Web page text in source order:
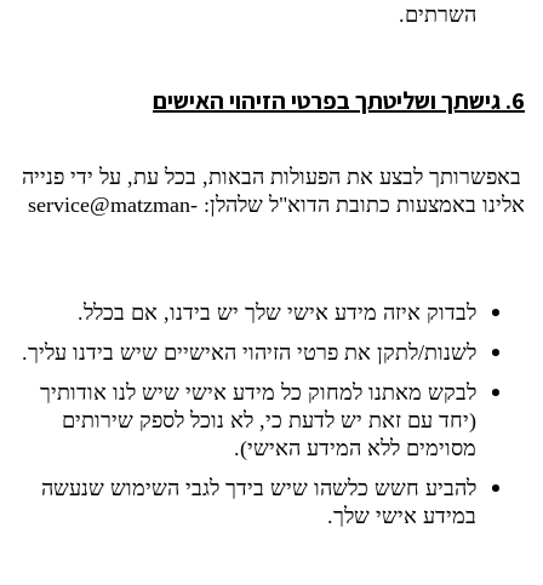
השרתים.
6. גישתך ושליטתך בפרטי הזיהוי האישים
באפשרותך לבצע את הפעולות הבאות, בכל עת, על ידי פנייה
אלינו באמצעות כתובת הדוא"ל שלהלן: service@matzman-
לבדוק איזה מידע אישי שלך יש בידנו, אם בכלל.
לשנות/לתקן את פרטי הזיהוי האישיים שיש בידנו עליך.
לבקש מאתנו למחוק כל מידע אישי שיש לנו אודותיך
(יחד עם זאת יש לדעת כי, לא נוכל לספק שירותים
מסוימים ללא המידע האישי).
להביע חשש כלשהו שיש בידך לגבי השימוש שנעשה
במידע אישי שלך.